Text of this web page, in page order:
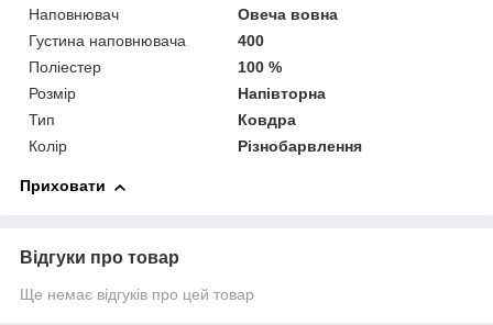
Наповнювач
Овеча вовна
Густина наповнювача
400
Поліестер
100 %
Розмір
Напівторна
Тип
Ковдра
Колір
Різнобарвлення
Приховати
Відгуки про товар
Ще немає відгуків про цей товар